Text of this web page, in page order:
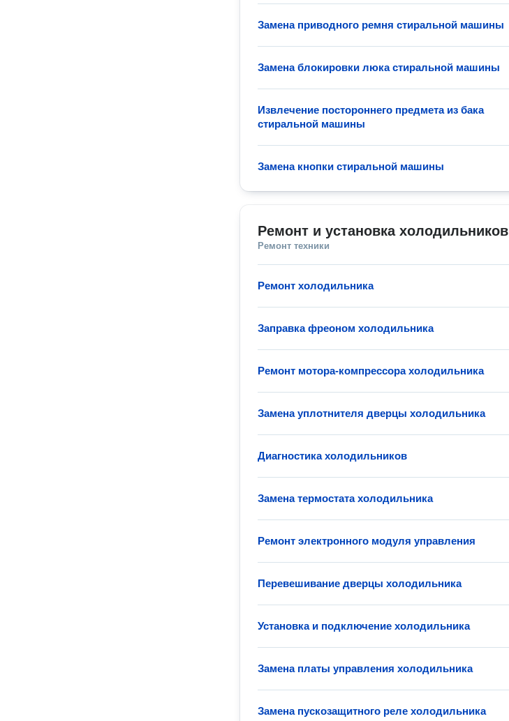
Замена приводного ремня стиральной машины
Замена блокировки люка стиральной машины
Извлечение постороннего предмета из бака
стиральной машины
Замена кнопки стиральной машины
Ремонт и установка холодильников
Ремонт техники
Ремонт холодильника
Заправка фреоном холодильника
Ремонт мотора-компрессора холодильника
Замена уплотнителя дверцы холодильника
Диагностика холодильников
Замена термостата холодильника
Ремонт электронного модуля управления
Перевешивание дверцы холодильника
Установка и подключение холодильника
Замена платы управления холодильника
Замена пускозащитного реле холодильника